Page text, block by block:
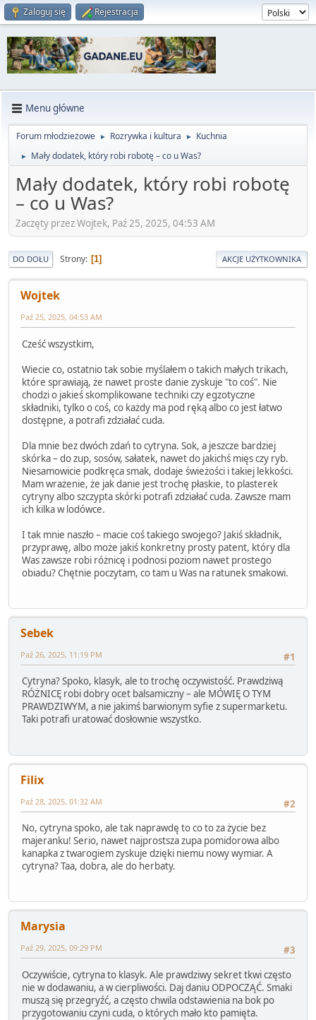
Zaloguj się Rejestracja
Menu główne
Forum młodzieżowe ► Rozrywka i kultura ► Kuchnia
► Mały dodatek, który robi robotę – co u Was?
Mały dodatek, który robi robotę
– co u Was?
Zaczęty przez Wojtek, Paź 25, 2025, 04:53 AM
DO DOŁU Strony 1 AKCJE UŻYTKOWNIKA
Wojtek
Paź 25, 2025, 04:53 AM
Cześć wszystkim,
Wiecie co, ostatnio tak sobie myślałem o takich małych trikach,
które sprawiają, że nawet proste danie zyskuje "to coś". Nie
chodzi o jakieś skomplikowane techniki czy egzotyczne
składniki, tylko o coś, co każdy ma pod ręką albo co jest łatwo
dostępne, a potrafi zdziałać cuda.
Dla mnie bez dwóch zdań to cytryna. Sok, a jeszcze bardziej
skórka – do zup, sosów, sałatek, nawet do jakichś mięs czy ryb.
Niesamowicie podkręca smak, dodaje świeżości i takiej lekkości.
Mam wrażenie, że jak danie jest trochę płaskie, to plasterek
cytryny albo szczypta skórki potrafi zdziałać cuda. Zawsze mam
ich kilka w lodówce.
I tak mnie naszło – macie coś takiego swojego? Jakiś składnik,
przyprawę, albo może jakiś konkretny prosty patent, który dla
Was zawsze robi różnicę i podnosi poziom nawet prostego
obiadu? Chętnie poczytam, co tam u Was na ratunek smakowi.
Sebek
#1
Paź 26, 2025, 11:19 PM
Cytryna? Spoko, klasyk, ale to trochę oczywistość. Prawdziwą
RÓŻNICĘ robi dobry ocet balsamiczny – ale MÓWIĘ O TYM
PRAWDZIWYM, a nie jakimś barwionym syfie z supermarketu.
Taki potrafi uratować dosłownie wszystko.
Filix
#2
Paź 28, 2025, 01:32 AM
No, cytryna spoko, ale tak naprawdę to co to za życie bez
majeranku! Serio, nawet najprostsza zupa pomidorowa albo
kanapka z twarogiem zyskuje dzięki niemu nowy wymiar. A
cytryna? Taa, dobra, ale do herbaty.
Marysia
#3
Paź 29, 2025, 09:29 PM
Oczywiście, cytryna to klasyk. Ale prawdziwy sekret tkwi często
nie w dodawaniu, a w cierpliwości. Daj daniu ODPOCZĄĆ. Smaki
muszą się przegryźć, a często chwila odstawienia na bok po
przygotowaniu czyni cuda, o których mało kto pamięta.